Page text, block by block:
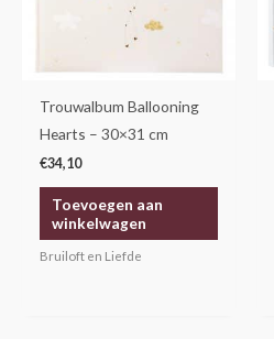
Trouwalbum Ballooning
Hearts – 30×31 cm
€34,10
Toevoegen aan
winkelwagen
Bruiloft en Liefde